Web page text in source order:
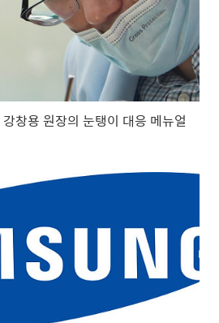
창용 원장의 눈탱이 대응 메뉴얼